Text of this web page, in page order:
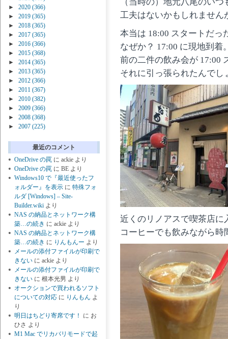
►
2020 (366)
►
2019 (365)
►
2018 (365)
►
2017 (365)
►
2016 (366)
►
2015 (368)
►
2014 (365)
►
2013 (365)
►
2012 (366)
►
2011 (367)
►
2010 (382)
►
2009 (366)
►
2008 (368)
►
2007 (225)
最近のコメント
OneDrive の罠 に ackie より
OneDrive の罠 に BE より
Windows10 で『最近使ったフ
ォルダー』を表示 に 特殊フォ
ルダ [Windows] – Site-
Builder.wiki より
NAS の納品とネットワーク構
築…の続き に ackie より
NAS の納品とネットワーク構
築…の続き に りんもんー より
メールの添付ファイルが印刷で
きない に ackie より
メールの添付ファイルが印刷で
きない に 根本光男 より
オークションで買われるソフト
についての対応 に りんもん よ
り
明日はちどり寄席です！
に お
ひさ より
M1 Mac でリカバリモードで起
工夫はないかもしれません
本当は 18:00 スタートだっ
なぜか？ 17:00 に現地到着
前の二件の飲み会が 17:00
それに引っ張られたんでし
近くのリノアスで喫茶店に
コーヒーでも飲みながら